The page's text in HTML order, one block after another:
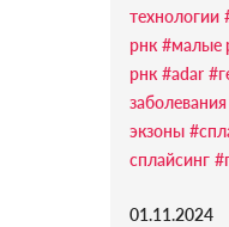
технологии
рнк #малые
рнк #adar
заболевания
экзоны
сплайсинг
01.11.2024